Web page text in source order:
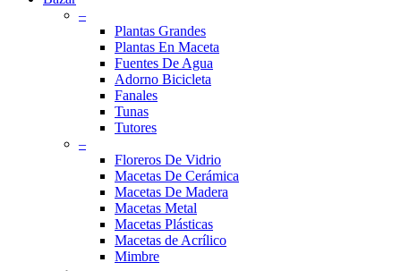
–
Plantas Grandes
Plantas En Maceta
Fuentes De Agua
Adorno Bicicleta
Fanales
Tunas
Tutores
–
Floreros De Vidrio
Macetas De Cerámica
Macetas De Madera
Macetas Metal
Macetas Plásticas
Macetas de Acrílico
Mimbre